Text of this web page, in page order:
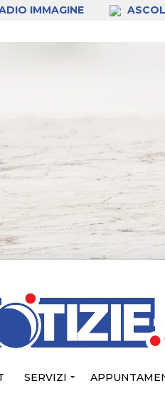
IMMAGINE
SERVIZI